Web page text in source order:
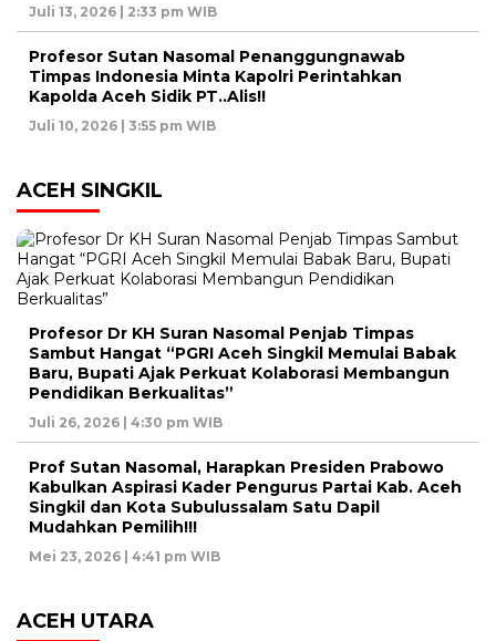
Juli 13, 2026 | 2:33 pm WIB
Profesor Sutan Nasomal Penanggungnawab
Timpas Indonesia Minta Kapolri Perintahkan
Kapolda Aceh Sidik PT..Alis!!
Juli 10, 2026 | 3:55 pm WIB
ACEH SINGKIL
Profesor Dr KH Suran Nasomal Penjab Timpas
Sambut Hangat “PGRI Aceh Singkil Memulai Babak
Baru, Bupati Ajak Perkuat Kolaborasi Membangun
Pendidikan Berkualitas”
Juli 26, 2026 | 4:30 pm WIB
Prof Sutan Nasomal, Harapkan Presiden Prabowo
Kabulkan Aspirasi Kader Pengurus Partai Kab. Aceh
Singkil dan Kota Subulussalam Satu Dapil
Mudahkan Pemilih!!!
Mei 23, 2026 | 4:41 pm WIB
ACEH UTARA